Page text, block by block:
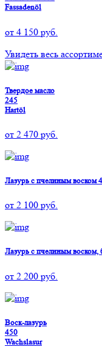
Fassadenöl
от 4 150 руб.
Увидеть весь
Твердое масло
245
Hartöl
от 2 470 руб.
Лазурь с пчелиным воском
от 2 100 руб.
Лазурь с пчелиным воском,
от 2 200 руб.
Воск-лазурь
450
Wachslasur